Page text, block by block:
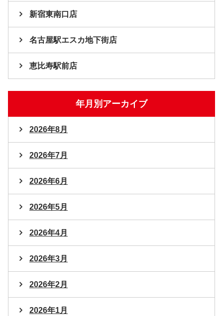
新宿東南口店
名古屋駅エスカ地下街店
恵比寿駅前店
年月別アーカイブ
2026年8月
2026年7月
2026年6月
2026年5月
2026年4月
2026年3月
2026年2月
2026年1月